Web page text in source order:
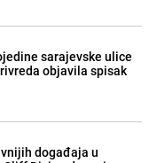
sarajevske ulice
objavila spisak
događaja u